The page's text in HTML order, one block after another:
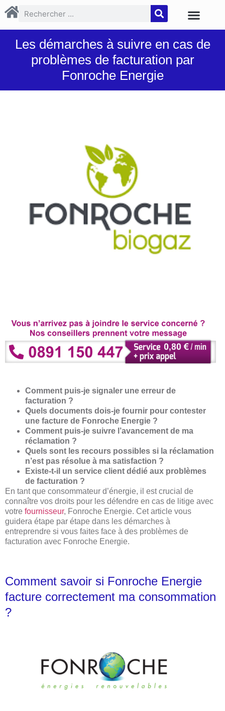
Les démarches à suivre en cas de
problèmes de facturation par
Fonroche Energie
Comment puis-je signaler une erreur de
facturation ?
Quels documents dois-je fournir pour contester
une facture de Fonroche Energie ?
Comment puis-je suivre l’avancement de ma
réclamation ?
Quels sont les recours possibles si la réclamation
n’est pas résolue à ma satisfaction ?
Existe-t-il un service client dédié aux problèmes
de facturation ?
En tant que consommateur d’énergie, il est crucial de
connaître vos droits pour les défendre en cas de litige avec
votre fournisseur, Fonroche Energie. Cet article vous
guidera étape par étape dans les démarches à
entreprendre si vous faites face à des problèmes de
facturation avec Fonroche Energie.
Comment savoir si Fonroche Energie
facture correctement ma consommation
?